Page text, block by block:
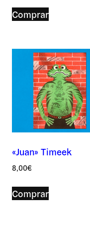
Comprar
«Juan» Timeek
8,00€
Comprar
Correo *
Asunto *
Mensaje *